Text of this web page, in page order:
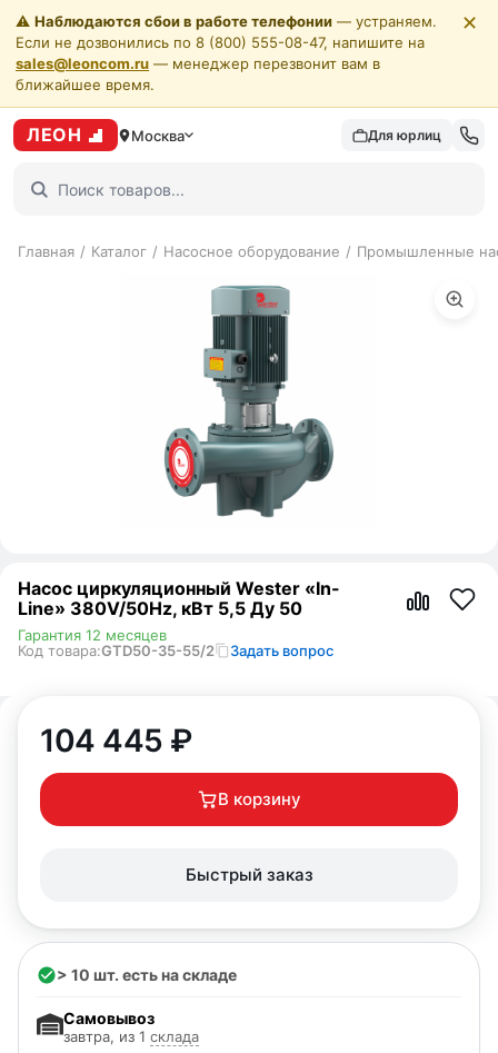
⚠️ Наблюдаются сбои в работе телефонии — устраняем.
Если не дозвонились по 8 (800) 555-08-47, напишите на
sales@leoncom.ru — менеджер перезвонит вам в
ближайшее время.
✕
ЛЕОН Москва Для юрлиц
Главная / Каталог / Насосное оборудование / Промышленные
Насос циркуляционный Wester «In-
Line» 380V/50Hz, кВт 5,5 Ду 50
Код товара:GTD50-35-55/2 Задать вопрос
Гарантия 12 месяцев
104 445 ₽
В корзину
Быстрый заказ
> 10 шт. есть на складе
Самовывоз
завтра, из 1 склада